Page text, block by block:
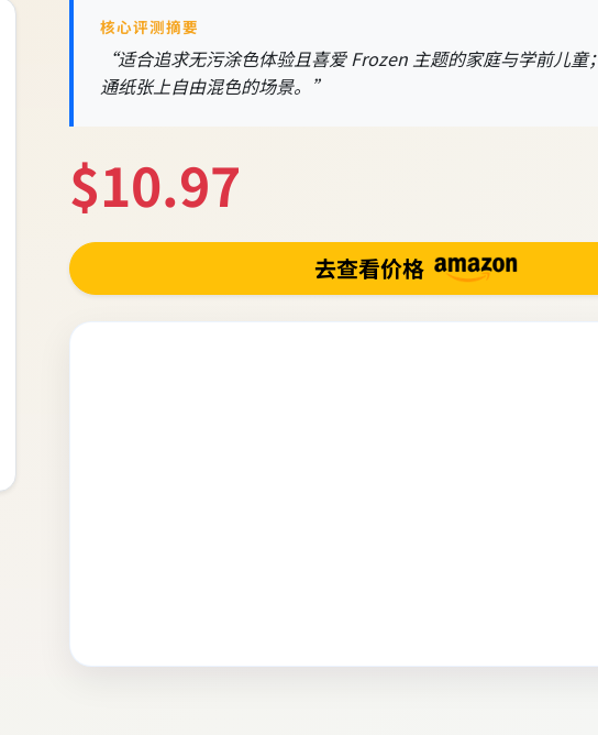
核心评测摘要
“适合追求无污涂色体验且喜爱 Frozen 主题的家庭与学前儿童
通纸张上自由混色的场景。”
$10.97
去查看价格